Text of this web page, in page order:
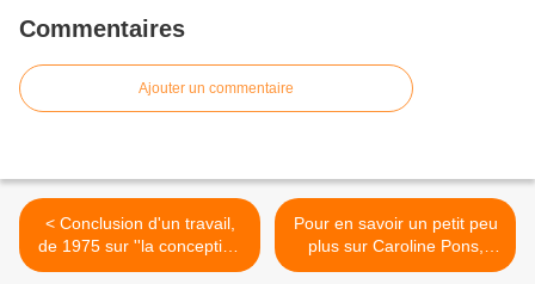
Commentaires
Ajouter un commentaire
< Conclusion d'un travail,
de 1975 sur ''la conception
de l'homme et de la
Pour en savoir un petit peu
plus sur Caroline Pons,
lauréate des Nouveaux